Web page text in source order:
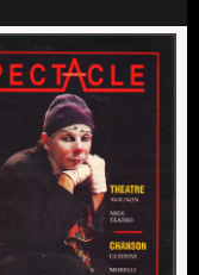
Saccomano à la
lauréats 2026